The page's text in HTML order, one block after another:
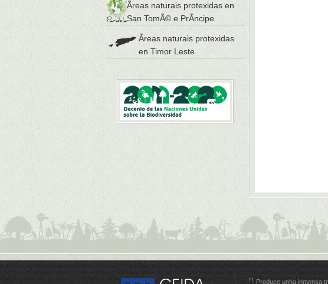
Ãreas naturais protexidas en
San TomÃ© e PrÃ­ncipe
Ãreas naturais protexidas
en Timor Leste
Produce unha inmensa